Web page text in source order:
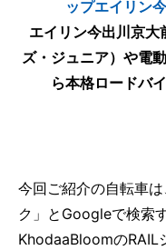
ップエイリン
エイリン今出川京大
ズ・ジュニア）や電
ら本格ロードバ
今回ご紹介の自転車
ク」とGoogleで検索
KhodaaBloomのRAIL